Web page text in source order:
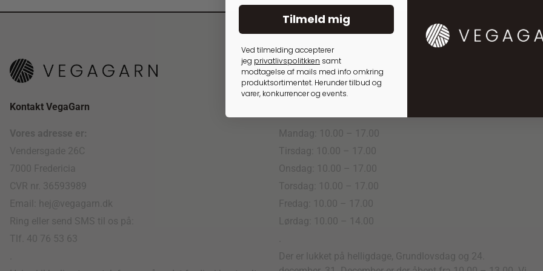
Kontakt VegaGarn
Vores adresse er:
Vendersgade 26C
7000 Fredericia
CVR nr. 36593989
Email: hej@vegagarn.dk
Ring eller send SMS til os på:
Tlf. 40 76 53 63
Mandag: 10.00 – 17.00
Tirsdag: 10.00 – 17.00
Onsdag: 10.00 – 17.00
Torsdag: 10.00 – 17.00
Fredag: 10.00 – 17.00
Lørdag: 10.00 – 14.00
Der er lukket på helligdage, Grundlovsdag og 24.
Tilmeld mig
Ved tilmelding accepterer
jeg privatlivspolitkken samt
modtagelse af mails med info omkring
produktsortimentet. Herunder tilbud og
varer, konkurrencer og events.